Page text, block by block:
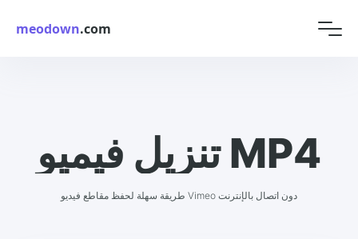
meodown.com
تنزيل فيميو MP4
طريقة سهلة لحفظ مقاطع فيديو Vimeo دون اتصال بالإنترنت